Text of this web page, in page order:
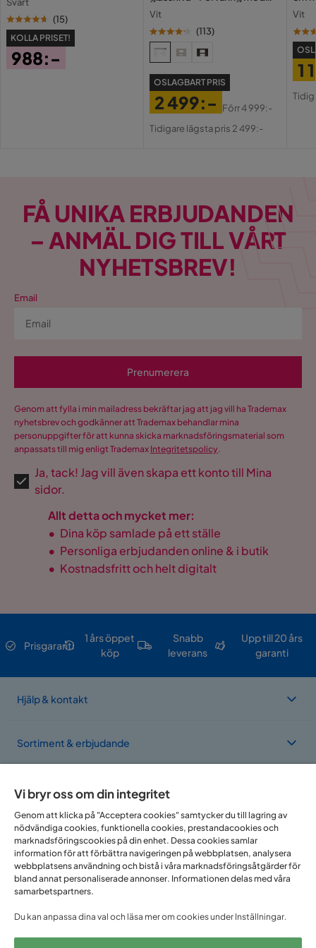
(15)
KOLLA PRISET!
988:-
Vit
(113)
OSLAGBART PRIS
Pris
2 499:-
Original
Förr4 999:-
Tidigare lägsta pris 2 499:-
Vit
1
FÅ UNIKA ERBJUDANDEN
– ANMÄL DIG TILL VÅRT
NYHETSBREV!
Email
Prenumerera
Genom att fylla i min mailadress bekräftar jag att jag vill ha Trademax
nyhetsbrev och godkänner att Trademax behandlar mina
personuppgifter för att kunna skicka marknadsföringsmaterial som
anpassats till mig enligt Trademax Integritetspolicy.
Ja, tack! Jag vill även skapa ett konto till Mina
sidor.
Allt detta och mycket mer:
• Dina köp samlade på ett ställe
• Personliga erbjudanden online & i butik
• Kostnadsfritt och helt digitalt
Prisgaranti
1 års öppet
köp
Snabb
leverans
Upp till 20 års
garanti
Hjälp & kontakt
Sortiment & erbjudande
Vi finns i flera länder
Vi bryr oss om din integritet
Genom att klicka på "Acceptera cookies" samtycker du till lagring av
nödvändiga cookies, funktionella cookies, prestandacookies och
marknadsföringscookies på din enhet. Dessa cookies samlar
information för att förbättra navigeringen på webbplatsen, analysera
webbplatsens användning och bistå i våra marknadsföringsåtgärder för
bland annat personaliserade annonser. Informationen delas med våra
samarbetspartners.
Du kan anpassa dina val och läsa mer om cookies under Inställningar.